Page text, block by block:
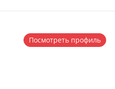
Посмотреть профиль